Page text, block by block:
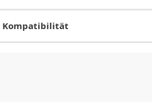
Kompatibilität